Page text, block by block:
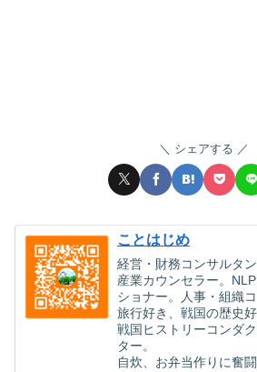
シェアする
ことはじめ
経営・財務コンサルタン
産業カウンセラー。
ショナー。人事・組織
旅行好き、戦国の歴史
戦国ヒストリーコンダ
ター。
自炊、お弁当作りに奮闘